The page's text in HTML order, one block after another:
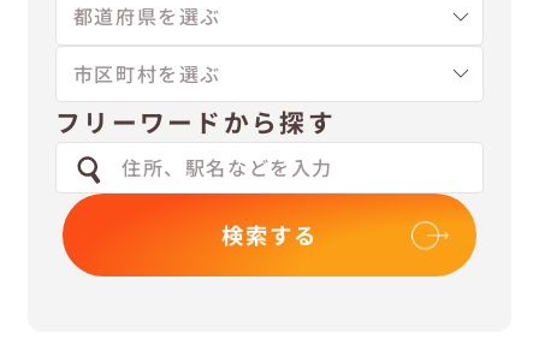
フリーワードから探す
検索する